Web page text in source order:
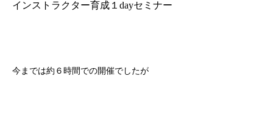
インストラクター育成１dayセミナー
今までは約６時間での開催でしたが